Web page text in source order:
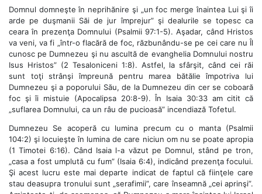
Domnul domneşte în neprihănire şi „un foc merge înaintea Lui şi îi
arde pe duşmanii Săi de jur împrejur” şi dealurile se topesc ca
ceara în prezenţa Domnului (Psalmii 97:1-5). Aşadar, când Hristos
va veni, va fi „într-o flacără de foc, răzbunându-se pe cei care nu Îl
cunosc pe Dumnezeu şi nu ascultă de evanghelia Domnului nostru
Isus Hristos” (2 Tesaloniceni 1:8). Astfel, la sfârşit, când cei răi
sunt toţi strânşi împreună pentru marea bătălie împotriva lui
Dumnezeu şi a poporului Său, de la Dumnezeu din cer se coboară
foc şi îi mistuie (Apocalipsa 20:8-9). În Isaia 30:33 am citit că
„suflarea Domnului, ca un râu de pucioasă” incendiază Tofetul.
Dumnezeu Se acoperă cu lumina precum cu o manta (Psalmii
104:2) şi locuieşte în lumina de care niciun om nu se poate apropia
(1 Timotei 6:16). Când Isaia l-a văzut pe Domnul, stând pe tron,
„casa a fost umplută cu fum” (Isaia 6:4), indicând prezenţa focului.
Şi acest lucru este mai departe indicat de faptul că fiinţele care
stau deasupra tronului sunt „serafimii”, care înseamnă „cei aprinşi”.